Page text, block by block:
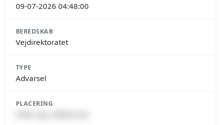
09-07-2026 04:48:00
BEREDSKAB
Vejdirektoratet
TYPE
Advarsel
PLACERING